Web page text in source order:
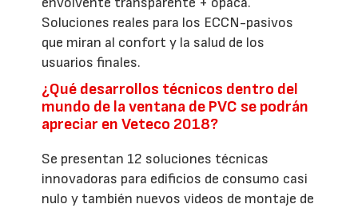
Soluciones reales para los ECCN-pasivos
que miran al confort y la salud de los
usuarios finales.
¿Qué desarrollos técnicos dentro del
mundo de la ventana de PVC se podrán
apreciar en Veteco 2018?
Se presentan 12 soluciones técnicas
innovadoras para edificios de consumo casi
nulo y también nuevos videos de montaje de